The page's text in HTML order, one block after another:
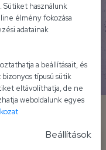
Sütiket használunk
élmény fokozása
adatainak
a beállításait, és
típusú sütik
eltávolíthatja, de ne
weboldalunk egyes
Beállítások